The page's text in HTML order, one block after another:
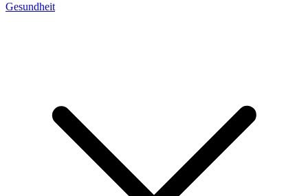
Gesundheit